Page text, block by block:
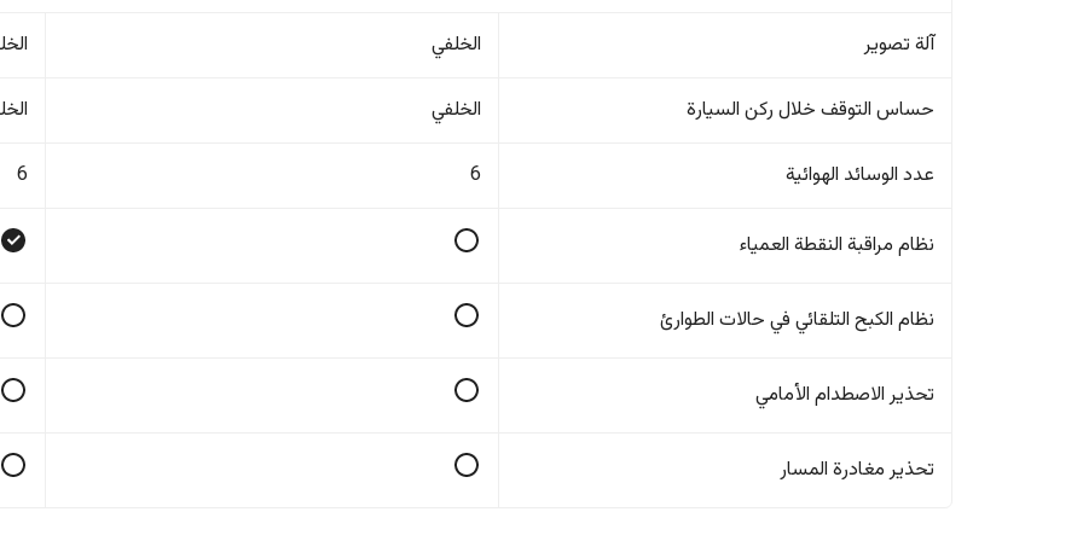
آلة تصوير الخلفي
حساس التوقف خلال ركن السيارة الخلفي
عدد الوسائد الهوائية 6
6
نظام مراقبة النقطة العمياء
نظام الكبح التلقائي في حالات الطوارئ
تحذير الاصطدام الأمامي
تحذير مغادرة المسار